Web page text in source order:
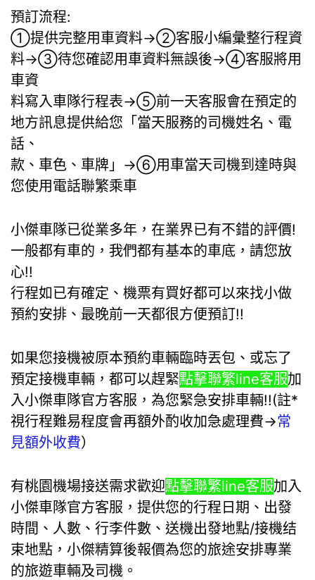
預訂流程:
①提供完整用車資料→②客服小編彙整行程資
料→③待您確認用車資料無誤後→④客服將用
車資
料寫入車隊行程表→⑤前一天客服會在預定的
地方訊息提供給您「當天服務的司機姓名、電
話、
款、車色、車牌」→⑥用車當天司機到達時與
您使用電話聯繁乘車
小傑車隊已從業多年，在業界已有不錯的評價!
一般都有車的，我們都有基本的車底，請您放
心!!
行程如已有確定、機票有買好都可以來找小做
預約安排、最晚前一天都很方便預訂!!
如果您接機被原本預約車輛臨時丟包、或忘了
預定接機車輛，都可以趕緊點擊聯繁line客服加
入小傑車隊官方客服，為您緊急安排車輛!!(註*
視行程難易程度會再額外酌收加急處理費→常
見額外收費）
有桃園機場接送需求歡迎點擊聯繁line客服加入
小傑車隊官方客服，提供您的行程日期、出發
時間、人數、行李件數、送機出發地點/接機结
束地點，小傑精算後報價為您的旅途安排專業
的旅遊車輛及司機。